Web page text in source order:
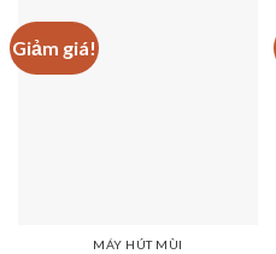
Giảm giá!
MÁY HÚT MÙI